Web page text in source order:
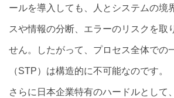
ールを導入しても、人とシステムの境
スや情報の分断、エラーのリスクを取
せん。したがって、プロセス全体での
（STP）は構造的に不可能なのです。
さらに日本企業特有のハードルとして